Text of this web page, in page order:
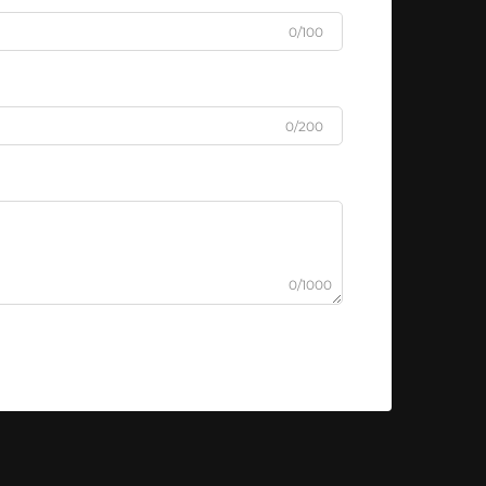
0/100
0/200
0/1000